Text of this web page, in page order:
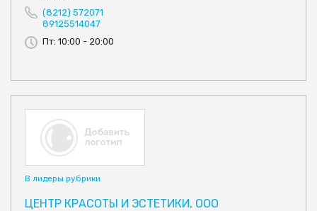
(8212) 572071
89125514047
Пт: 10:00 - 20:00
В лидеры рубрики
ЦЕНТР КРАСОТЫ И ЭСТЕТИКИ, ООО